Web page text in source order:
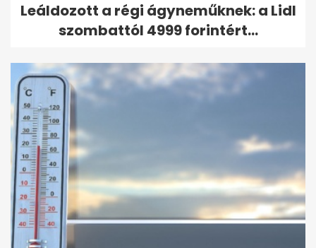
Leáldozott a régi ágyneműknek: a Lidl
szombattól 4999 forintért...